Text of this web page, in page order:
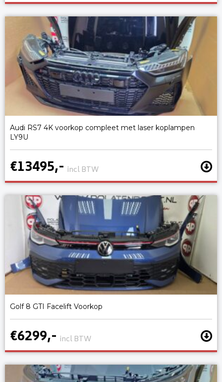
Audi RS7 4K voorkop compleet met laser koplampen
LY9U
€13495,- incl BTW
Golf 8 GTI Facelift Voorkop
€6299,- incl BTW